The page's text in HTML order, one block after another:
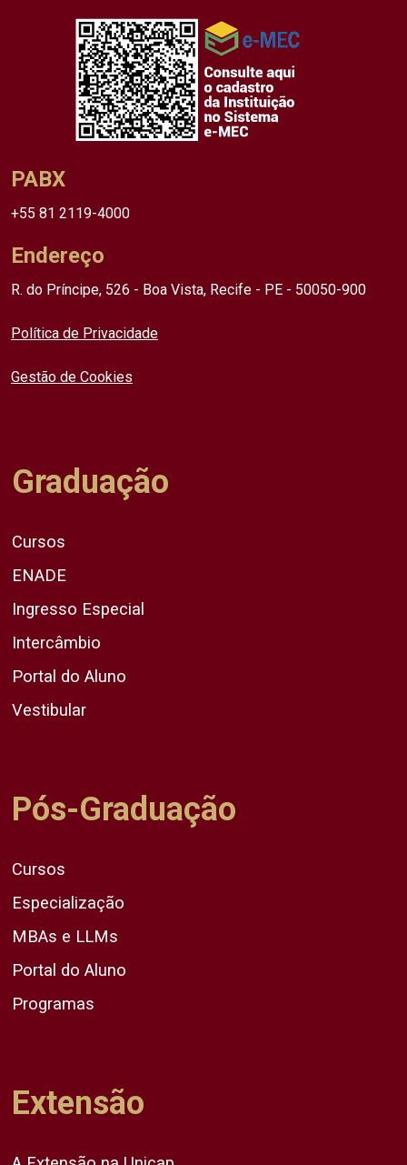
PABX
+55 81 2119-4000
Endereço
R. do Príncipe, 526 - Boa Vista, Recife - PE - 50050-900
Política de Privacidade
Gestão de Cookies
Graduação
Cursos
ENADE
Ingresso Especial
Intercâmbio
Portal do Aluno
Vestibular
Pós-Graduação
Cursos
Especialização
MBAs e LLMs
Portal do Aluno
Programas
Extensão